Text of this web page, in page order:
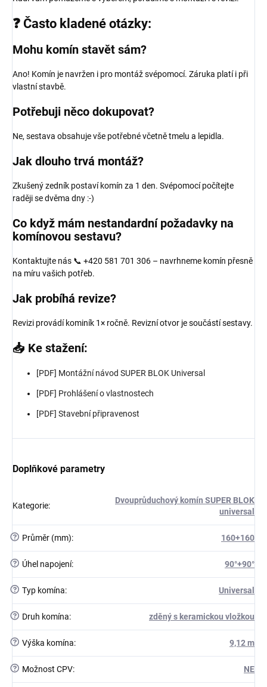
❓ Často kladené otázky:
Mohu komín stavět sám?
Ano! Komín je navržen i pro montáž svépomocí. Záruka platí i při
vlastní stavbě.
Potřebuji něco dokupovat?
Ne, sestava obsahuje vše potřebné včetně tmelu a lepidla.
Jak dlouho trvá montáž?
Zkušený zedník postaví komín za 1 den. Svépomocí počítejte
raději se dvěma dny :-)
Co když mám nestandardní požadavky na
komínovou sestavu?
Kontaktujte nás 📞 +420 581 701 306 – navrhneme komín přesně
na míru vašich potřeb.
Jak probíhá revize?
Revizi provádí kominík 1× ročně. Revizní otvor je součástí sestavy.
📥 Ke stažení:
[PDF] Montážní návod SUPER BLOK Universal
[PDF] Prohlášení o vlastnostech
[PDF] Stavební připravenost
Doplňkové parametry
Kategorie:
Dvouprůduchový komín SUPER BLOK
universal
? Průměr (mm): 160+160
? Úhel napojení: 90°+90°
? Typ komína: Universal
? Druh komína: zděný s keramickou vložkou
? Výška komína: 9,12 m
? Možnost CPV: NE